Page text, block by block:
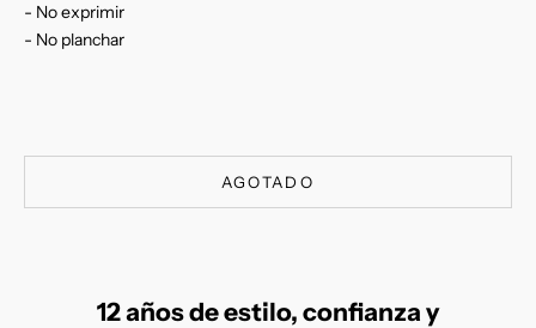
- No exprimir
- No planchar
AGOTADO
12 años de estilo, confianza y